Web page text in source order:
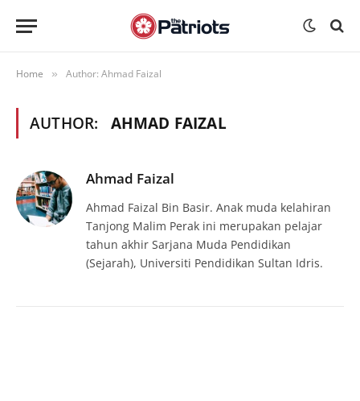
Home » Author: Ahmad Faizal
AUTHOR: AHMAD FAIZAL
Ahmad Faizal
Ahmad Faizal Bin Basir. Anak muda kelahiran
Tanjong Malim Perak ini merupakan pelajar
tahun akhir Sarjana Muda Pendidikan
(Sejarah), Universiti Pendidikan Sultan Idris.